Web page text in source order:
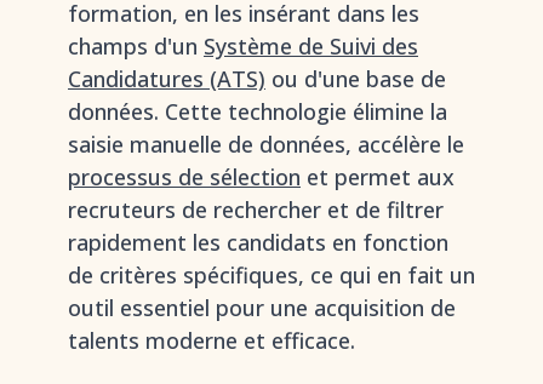
formation, en les insérant dans les
champs d'un Système de Suivi des
Candidatures (ATS) ou d'une base de
données. Cette technologie élimine la
saisie manuelle de données, accélère le
processus de sélection et permet aux
recruteurs de rechercher et de filtrer
rapidement les candidats en fonction
de critères spécifiques, ce qui en fait un
outil essentiel pour une acquisition de
talents moderne et efficace.